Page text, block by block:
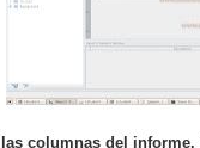
columnas del informe.